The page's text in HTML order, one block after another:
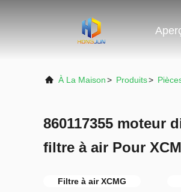
À La Maison> Produits>
860117355 moteur
filtre à air Pour
Filtre à air XCMG